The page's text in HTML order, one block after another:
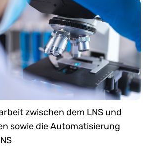
zwischen dem LNS und
sowie die Automatisierung